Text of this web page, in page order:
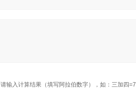
请输入计算结果（填写阿拉伯数字），如：三加四=7